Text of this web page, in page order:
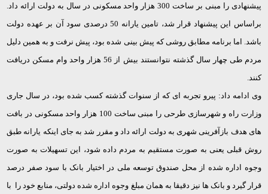
پیشنهادی را مبنی بر ساخت 300 هزار واحد مسکونی در سال به دولت ارائه داد.
براساس این پیشنهاد قرار شد، تامین یارانه 50 درصدی سود آن بر عهده دولت
باشد. اما برنامه مطابق روشی که پیش بینی شده بود، پیش نرفت و به همین دلیل
مردم طی چهار سال گذشته نتوانستند بیش از 56 هزار واحد وام مسکن دریافت
کنند.
وی ادامه داد: پیرو تجربه ای که از سنوات گذشته کسب شده بود، در سال جاری
وزارت راه و شهرسازی طرحی را مبنی ساخت 100 هزار واحد مسکونی در بافت
های هدف بازآفرینی شهری به دولت ارائه داد و مقرر شد به جای اینکه یارانه طبق
روش قبلی یعنی به صورت مستقیم به مردم داده شود، این تسهیلات به صورت
وجوه اداره شده از محل صندوق توسعه ملی در اختیار بانک با سود صفر درصد
قرار گیرد و بانک ها نیز دقیقا به همان مبلغ وجوه اداره شده دولتی، منابع خود را با